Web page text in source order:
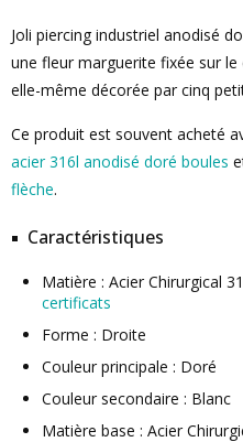
Joli piercing industriel anodisé
une fleur marguerite fixée sur
elle-même décorée par cinq
Ce produit est souvent acheté
acier 316l anodisé doré boules
flèche.
Caractéristiques
Matière : Acier Chirurgical
certificats
Forme : Droite
Couleur principale : Doré
Couleur secondaire : Blanc
Matière base : Acier